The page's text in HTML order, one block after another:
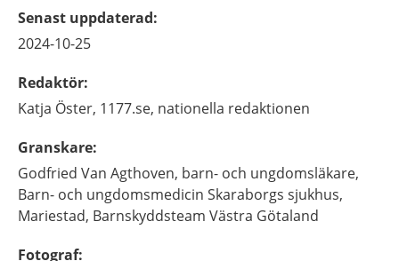
Senast uppdaterad:
2024-10-25
Redaktör:
Katja Öster, 1177.se, nationella redaktionen
Granskare:
Godfried Van Agthoven, barn- och ungdomsläkare,
Barn- och ungdomsmedicin Skaraborgs sjukhus,
Mariestad, Barnskyddsteam Västra Götaland
Fotograf: